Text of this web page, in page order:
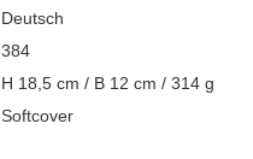
Deutsch
384
H 18,5 cm / B 12 cm / 314 g
Softcover